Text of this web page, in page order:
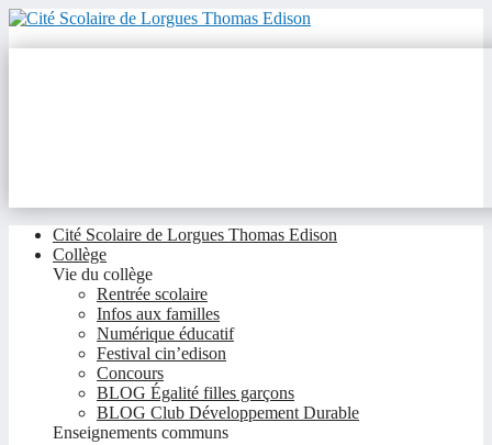
Cité Scolaire de Lorgues Thomas Edison
Collège
Vie du collège
Rentrée scolaire
Infos aux familles
Numérique éducatif
Festival cin’edison
Concours
BLOG Égalité filles garçons
BLOG Club Développement Durable
Enseignements communs